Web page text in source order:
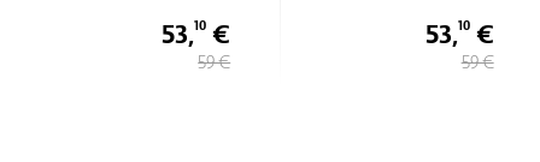
53,10 €
59 €
53,10€
59 €